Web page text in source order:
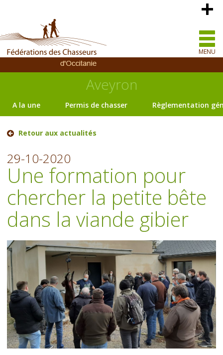
MENU
Aveyron
A la une Permis de chasser Règlementation
Retour aux actualités
29-10-2020
Une formation pour
chercher la petite bête
dans la viande gibier